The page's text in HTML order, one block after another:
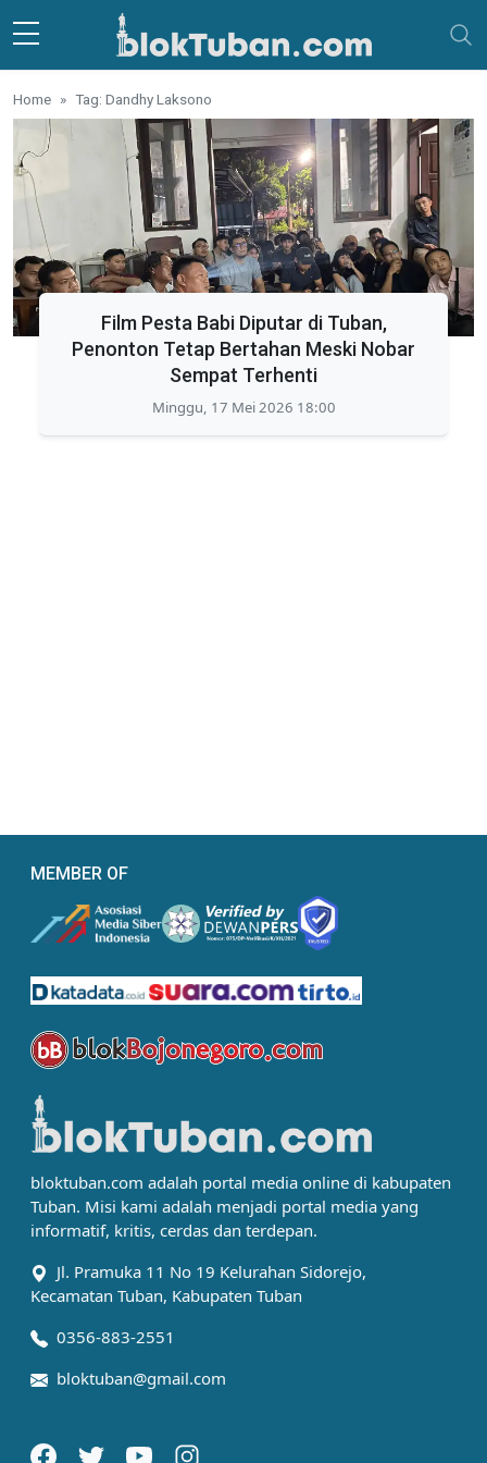
Skip to main content
Home Tag: Dandhy Laksono
Film Pesta Babi Diputar di Tuban,
Penonton Tetap Bertahan Meski Nobar
Sempat Terhenti
Minggu, 17 Mei 2026 18:00
MEMBER OF
bloktuban.com adalah portal media online di kabupaten
Tuban. Misi kami adalah menjadi portal media yang
informatif, kritis, cerdas dan terdepan.
Jl. Pramuka 11 No 19 Kelurahan Sidorejo,
Kecamatan Tuban, Kabupaten Tuban
0356-883-2551
bloktuban@gmail.com